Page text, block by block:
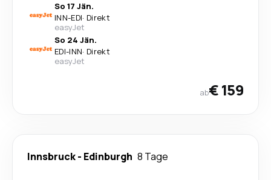
So 17 Jän.
INN-EDI· Direkt
easyJet
So 24 Jän.
EDI-INN· Direkt
easyJet
ab€ 159
Innsbruck- Edinburgh 8 Tage